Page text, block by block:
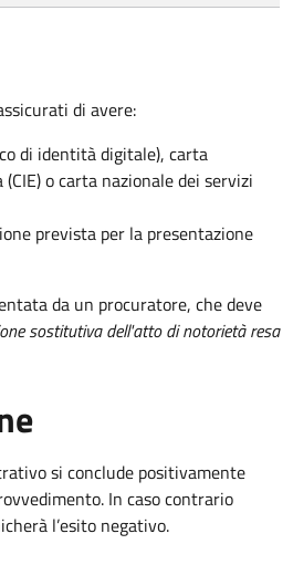
di avere:
di identità digitale), carta
o carta nazionale dei servizi
prevista per la presentazione
da un procuratore, che deve
sostitutiva dell'atto di notorietà resa
si conclude positivamente
In caso contrario
l’esito negativo.